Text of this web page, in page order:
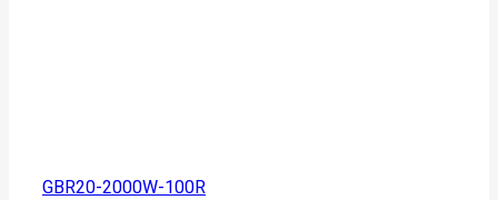
GBR20-2000W-100R